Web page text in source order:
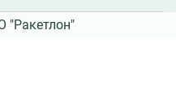
"Ракетлон"